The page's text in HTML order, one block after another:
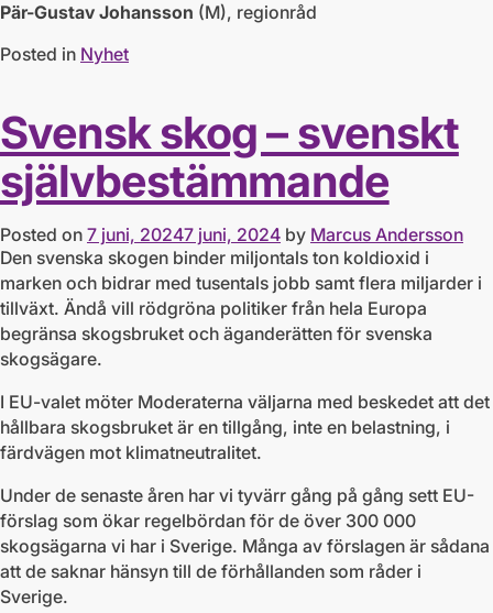
Pär-Gustav Johansson (M), regionråd
Posted in Nyhet
Svensk skog – svenskt
självbestämmande
Posted on 7 juni, 20247 juni, 2024 by Marcus Andersson
Den svenska skogen binder miljontals ton koldioxid i
marken och bidrar med tusentals jobb samt flera miljarder i
tillväxt. Ändå vill rödgröna politiker från hela Europa
begränsa skogsbruket och äganderätten för svenska
skogsägare.
I EU-valet möter Moderaterna väljarna med beskedet att det
hållbara skogsbruket är en tillgång, inte en belastning, i
färdvägen mot klimatneutralitet.
Under de senaste åren har vi tyvärr gång på gång sett EU-
förslag som ökar regelbördan för de över 300 000
skogsägarna vi har i Sverige. Många av förslagen är sådana
att de saknar hänsyn till de förhållanden som råder i
Sverige.